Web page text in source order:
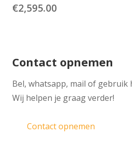
€2,595.00
Contact opnemen
​Bel, whatsapp, mail of
Wij helpen je graag verder!
Contact opnemen